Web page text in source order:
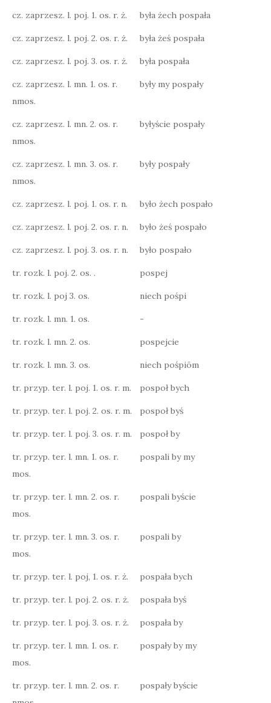
cz. zaprzesz. l. poj. 1. os. r. ż. była żech pospała
cz. zaprzesz. l. poj. 2. os. r. ż. była żeś pospała
cz. zaprzesz. l. poj. 3. os. r. ż. była pospała
cz. zaprzesz. l. mn. 1. os. r.
nmos.
były my pospały
cz. zaprzesz. l. mn. 2. os. r.
nmos.
byłyście pospały
cz. zaprzesz. l. mn. 3. os. r.
nmos.
były pospały
cz. zaprzesz. l. poj. 1. os. r. n. było żech pospało
cz. zaprzesz. l. poj. 2. os. r. n. było żeś pospało
cz. zaprzesz. l. poj. 3. os. r. n. było pospało
tr. rozk. l. poj. 2. os. . pospej
tr. rozk. l. poj 3. os. niech pośpi
tr. rozk. l. mn. 1. os. -
tr. rozk. l. mn. 2. os. pospejcie
tr. rozk. l. mn. 3. os. niech pośpiōm
tr. przyp. ter. l. poj. 1. os. r. m. pospoł bych
tr. przyp. ter. l. poj. 2. os. r. m. pospoł byś
tr. przyp. ter. l. poj. 3. os. r. m. pospoł by
tr. przyp. ter. l. mn. 1. os. r.
mos.
pospali by my
tr. przyp. ter. l. mn. 2. os. r.
mos.
pospali byście
tr. przyp. ter. l. mn. 3. os. r.
mos.
pospali by
tr. przyp. ter. l. poj, 1. os. r. ż. pospała bych
tr. przyp. ter. l. poj. 2. os. r. ż. pospała byś
tr. przyp. ter. l. poj. 3. os. r. ż. pospała by
tr. przyp. ter. l. mn. 1. os. r.
mos.
pospały by my
tr. przyp. ter. l. mn. 2. os. r.
pospały byście